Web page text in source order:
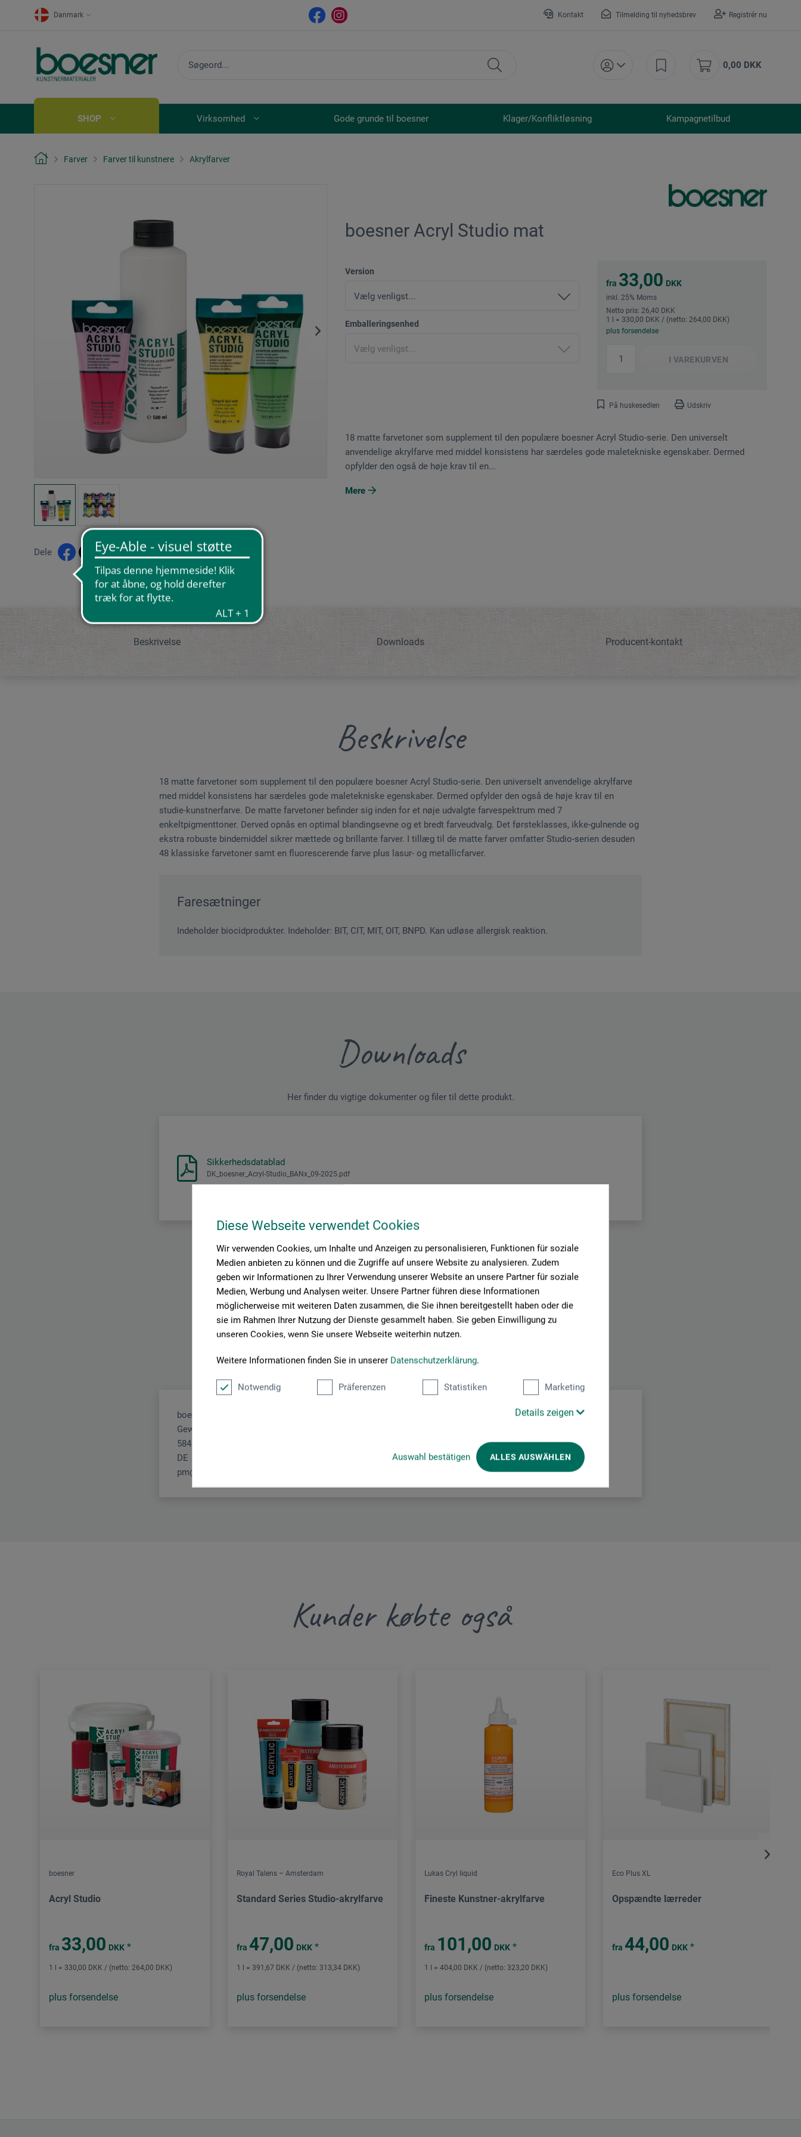
Diese Webseite verwendet Cookies
Wir verwenden Cookies, um Inhalte und Anzeigen zu personalisieren, Funktionen für soziale
Medien anbieten zu können und die Zugriffe auf unsere Website zu analysieren. Zudem
geben wir Informationen zu Ihrer Verwendung unserer Website an unsere Partner für soziale
Medien, Werbung und Analysen weiter. Unsere Partner führen diese Informationen
möglicherweise mit weiteren Daten zusammen, die Sie ihnen bereitgestellt haben oder die
sie im Rahmen Ihrer Nutzung der Dienste gesammelt haben. Sie geben Einwilligung zu
unseren Cookies, wenn Sie unsere Webseite weiterhin nutzen.
Weitere Informationen finden Sie in unserer Datenschutzerklärung.
Notwendig Präferenzen Statistiken Marketing
Details zeigen
Auswahl bestätigen ALLES AUSWÄHLEN
Danmark Kontakt Tilmelding til nyhedsbrev Registrér nu
0,00 DKK
SHOP Virksomhed Gode grunde til boesner Klager/Konfliktløsning Kampagnetilbud
Farver Farver til kunstnere Akrylfarver
boesner Acryl Studio mat
Version
Emballeringsenhed
fra 33,00 DKK
inkl. 25% Moms
Netto pris: 26,40 DKK
1 l = 330,00 DKK / (netto: 264,00 DKK)
plus forsendelse
I VAREKURVEN
På huskesedlen Udskriv
Dele
18 matte farvetoner som supplement til den populære boesner Acryl Studio-serie. Den universelt
anvendelige akrylfarve med middel konsistens har særdeles gode maletekniske egenskaber. Dermed
opfylder den også de høje krav til en...
Mere
Beskrivelse Downloads Producent-kontakt
Beskrivelse
18 matte farvetoner som supplement til den populære boesner Acryl Studio-serie. Den universelt anvendelige akrylfarve
med middel konsistens har særdeles gode maletekniske egenskaber. Dermed opfylder den også de høje krav til en
studie-kunstnerfarve. De matte farvetoner befinder sig inden for et nøje udvalgte farvespektrum med 7
enkeltpigmenttoner. Derved opnås en optimal blandingsevne og et bredt farveudvalg. Det førsteklasses, ikke-gulnende og
ekstra robuste bindemiddel sikrer mættede og brillante farver. I tillæg til de matte farver omfatter Studio-serien desuden
48 klassiske farvetoner samt en fluorescerende farve plus lasur- og metallicfarver.
Faresætninger
Indeholder biocidprodukter. Indeholder: BIT, CIT, MIT, OIT, BNPD. Kan udløse allergisk reaktion.
Downloads
Her finder du vigtige dokumenter og filer til dette produkt.
Sikkerhedsdatablad
DK_boesner_Acryl-Studio_BANx_09-2025.pdf
Producent-kontakt
boesner GmbH holding + innovations
Gewerkenstr. 2
58456 Witten
DE
pm@boesner.com
Kunder købte også
boesner
Acryl Studio
fra 33,00 DKK *
1 l = 330,00 DKK / (netto: 264,00 DKK)
plus forsendelse
Royal Talens – Amsterdam
Standard Series Studio-akrylfarve
fra 47,00 DKK *
1 l = 391,67 DKK / (netto: 313,34 DKK)
plus forsendelse
Lukas Cryl liquid
Fineste Kunstner-akrylfarve
fra 101,00 DKK *
1 l = 404,00 DKK / (netto: 323,20 DKK)
plus forsendelse
Eco Plus XL
Opspændte lærreder
fra 44,00 DKK *
plus forsendelse